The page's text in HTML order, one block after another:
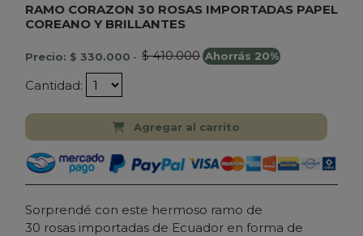
RAMO CORAZON 30 ROSAS IMPORTADAS PAPEL
COREANO Y BRILLANTES
Precio: $ 330.000 - $ 410.000 Ahorrás 20%
Cantidad:
Agregar al carrito
Sorprendé con este hermoso ramo de
30 rosas importadas de Ecuador en forma de